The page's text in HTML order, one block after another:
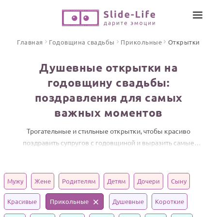
ПО ФОРМАТУ
Видео поздравления
Песни поздравления
Открытки
Стихи и тексты
С Днем рождения
Юбилей
ИНСТРУМЕНТЫ
ТЕКСТЫ И ИДЕИ
ОТЗЫВЫ
Главная Годовщина свадьбы Прикольные Открытки
Душевные открытки на
годовщину свадьбы:
поздравления для самых
важных моментов
Трогательные и стильные открытки, чтобы красиво
поздравить супругов с годовщиной и выразить самые
Мужу Жене Родителям Детям Дочери Сыну
Красивые Прикольные Душевные Короткие